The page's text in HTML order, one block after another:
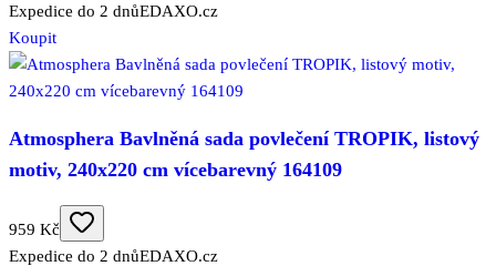
Expedice do 2 dnůEDAXO.cz
Koupit
Atmosphera Bavlněná sada povlečení TROPIK, listový
motiv, 240x220 cm vícebarevný 164109
959 Kč
Expedice do 2 dnůEDAXO.cz